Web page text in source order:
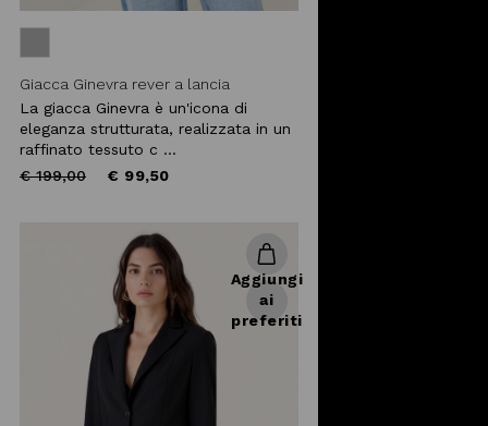
Giacca Ginevra rever a lancia
La giacca Ginevra è un'icona di
eleganza strutturata, realizzata in un
raffinato tessuto c ...
Price
€ 199,00to € 99,50
Aggiungi
ai
preferiti